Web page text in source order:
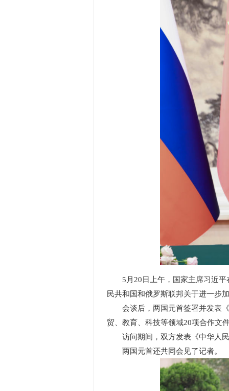
5月20日上午，国家主席习近
民共和国和俄罗斯联邦关于进一步
会谈后，两国元首签署并发表《
贸、教育、科技等领域20项合作文
访问期间，双方发表《中华人民
两国元首还共同会见了记者。